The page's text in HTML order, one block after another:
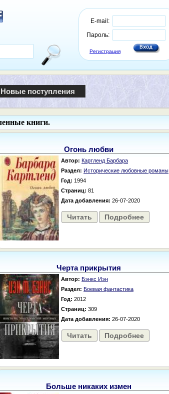
E-mail:
Пароль:
Регистрация
Новые поступления
книги.
Огонь любви
Автор: Картленд Барбара
Раздел: Исторические любовные романы
Год: 1994
Страниц: 81
Дата добавления: 26-07-2020
Читать Подробнее
Черта прикрытия
Автор: Бэнкс Иэн
Раздел: Боевая фантастика
Год: 2012
Страниц: 309
Дата добавления: 26-07-2020
Читать Подробнее
Больше никаких измен